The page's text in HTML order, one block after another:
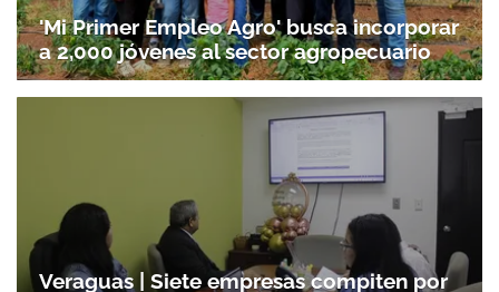
Gracias por suscribirte a nuestro boletín.
'Mi Primer Empleo Agro' busca incorporar
a 2,000 jóvenes al sector agropecuario
Veraguas | Siete empresas compiten por